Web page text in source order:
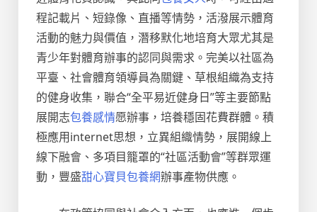
程記載片、短錄像、直播等情勢，活潑展示體育
活動的魅力與價值，潛移默化地培育大眾尤其是
青少年對體育辦事的認同與需求。完美以社區為
平臺、社會體育領導員為關鍵、草根組織為支持
的健身收集，聯合“全平易近健身日”等主要節點
展開志包養感情愿辦事，培養穩固花費群體。積
極應用internet思想，立異組織情勢，展開線上
線下融會、多項目籠罩的“社區活動會”等群眾運
動，豐盛甜心寶貝包養網辦事產物供應。